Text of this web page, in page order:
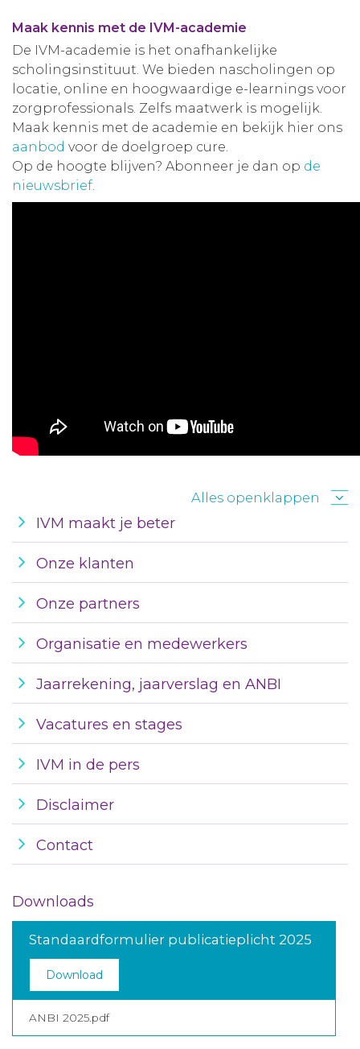
Maak kennis met de IVM-academie
De IVM-academie is het onafhankelijke
scholingsinstituut. We bieden nascholingen op
locatie, online en hoogwaardige e-learnings voor
zorgprofessionals. Zelfs maatwerk is mogelijk.
Maak kennis met de academie en bekijk hier ons
aanbod voor de doelgroep cure.
Op de hoogte blijven? Abonneer je dan op de
nieuwsbrief.
Alles openklappen
IVM maakt je beter
Onze klanten
Onze partners
Organisatie en medewerkers
Jaarrekening, jaarverslag en ANBI
Vacatures en stages
IVM in de pers
Disclaimer
Contact
Downloads
Standaardformulier publicatieplicht 2025
Download
ANBI 2025.pdf